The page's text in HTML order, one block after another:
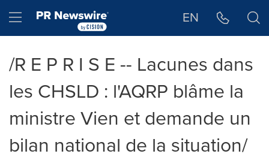
Hamburger menu EN
/R E P R I S E -- Lacunes dans
les CHSLD : l'AQRP blâme la
ministre Vien et demande un
bilan national de la situation/